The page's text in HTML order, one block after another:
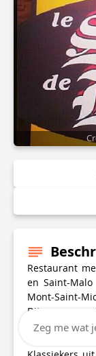
Restaurant
en Saint-
Mont-Saint-
Dit
Michel ligt
de zee en
Zeg me wat